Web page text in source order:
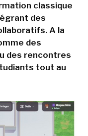
classique
des
A la
des
des rencontres
tout au